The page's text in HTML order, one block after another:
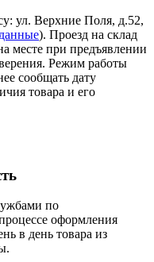
ул. Верхние Поля, д.52,
). Проезд на склад
месте при предъявлении
Режим работы
сообщать дату
товара и его
по
оформления
в день товара из